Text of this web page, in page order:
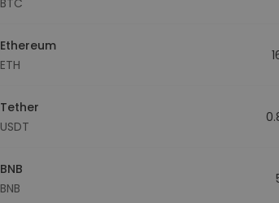
Ethereum
ETH
Tether
USDT
BNB
BNB